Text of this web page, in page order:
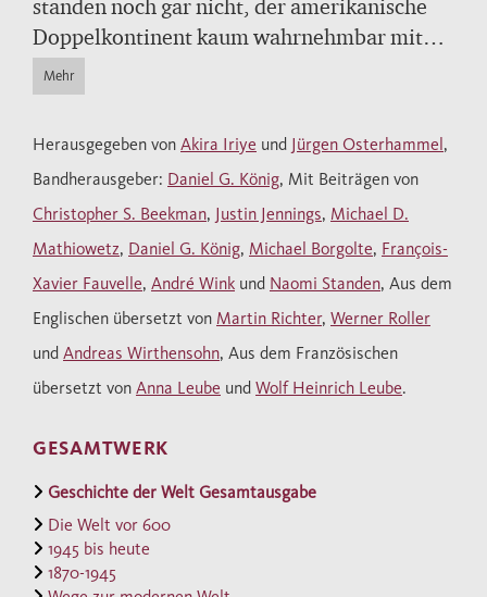
standen noch gar nicht, der amerikanische
Doppelkontinent kaum wahrnehmbar mit
Entwicklungen in Europa, Afrika und Asien
in Verbindung. Doch wurden in dieser
eingebunden, die Objekte, Praktiken und
Ideen über Tausende von Kilometern
verbreiteten und dabei Einfluss nahmen auf
Entstehung und Zerfall von
Herrschaftsräumen. Sie befeuerten in dieser
Epoche derGeschichte der Welteine
Dynamik, welche die Isolation einander noch
Niedergangs einer kleinen Zahl von
'Hochkulturen geschrieben worden. Unter
diesen Kulturen schienen Europa oder der
atlantische 'Westen' während der letzten
Mehr
Herausgegeben von Akira Iriye und Jürgen Osterhammel ,
Bandherausgeber: Daniel G. König, Mit Beiträgen von
Christopher S. Beekman, Justin Jennings, Michael D.
Mathiowetz, Daniel G. König, Michael Borgolte, François-
Xavier Fauvelle, André Wink und Naomi Standen, Aus dem
Englischen übersetzt von Martin Richter, Werner Roller
und Andreas Wirthensohn, Aus dem Französischen
übersetzt von Anna Leube und Wolf Heinrich Leube.
GESAMTWERK
Geschichte der Welt Gesamtausgabe
Die Welt vor 600
1945 bis heute
1870-1945